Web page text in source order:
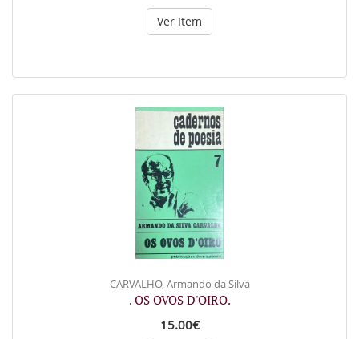
Ver Item
CARVALHO, Armando da Silva
. OS OVOS D'OIRO.
15.00€